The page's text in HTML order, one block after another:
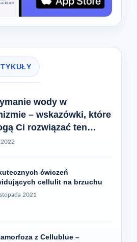
wody w
– wskazówki, które
Ci rozwiązać ten
ćwiczeń
cellulit na brzuchu
2021
z Cellublue –